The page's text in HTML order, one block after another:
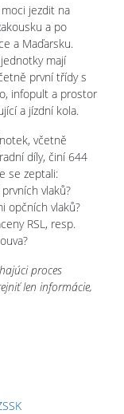
jezdit na
a po
a Maďarsku.
mají
první třídy s
infopult a prostor
a jízdní kola.
včetně
díly, činí 644
se zeptali:
vlaků?
opčních vlaků?
RSL, resp.
proces
len informácie,